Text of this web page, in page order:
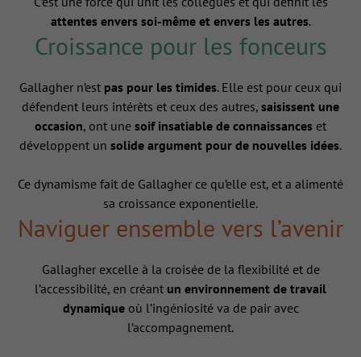
attentes envers soi-même et envers les autres.
Croissance pour les fonceurs
Gallagher n’est pas pour les timides. Elle est pour ceux qui
défendent leurs intérêts et ceux des autres, saisissent une
occasion, ont une soif insatiable de connaissances et
développent un solide argument pour de nouvelles idées.
Ce dynamisme fait de Gallagher ce qu’elle est, et a alimenté
sa croissance exponentielle.
Naviguer ensemble vers l’avenir
Gallagher excelle à la croisée de la flexibilité et de
l’accessibilité, en créant un environnement de travail
dynamique où l’ingéniosité va de pair avec
l’accompagnement.